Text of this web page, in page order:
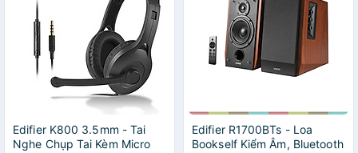
Edifier K800 3.5mm - Tai
Nghe Chụp Tai Kèm Micro
Edifier R1700BTs - Loa
Bookself Kiểm Âm, Bluetooth